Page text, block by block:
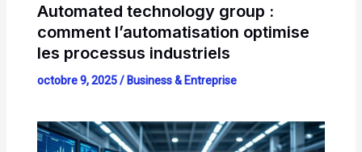
Automated technology group :
comment l’automatisation optimise
les processus industriels
octobre 9, 2025/Business & Entreprise